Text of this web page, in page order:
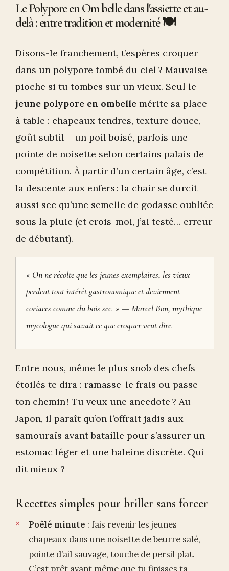
Le Polypore en Om belle dans l'assiette et au-
delà : entre tradition et modernité 🍽️
Disons-le franchement, t’espères croquer
dans un polypore tombé du ciel ? Mauvaise
pioche si tu tombes sur un vieux. Seul le
jeune polypore en ombelle mérite sa place
à table : chapeaux tendres, texture douce,
goût subtil – un poil boisé, parfois une
pointe de noisette selon certains palais de
compétition. À partir d’un certain âge, c’est
la descente aux enfers : la chair se durcit
aussi sec qu’une semelle de godasse oubliée
sous la pluie (et crois-moi, j’ai testé… erreur
de débutant).
« On ne récolte que les jeunes exemplaires, les vieux
perdent tout intérêt gastronomique et deviennent
coriaces comme du bois sec. » — Marcel Bon, mythique
mycologue qui savait ce que croquer veut dire.
Entre nous, même le plus snob des chefs
étoilés te dira : ramasse-le frais ou passe
ton chemin ! Tu veux une anecdote ? Au
Japon, il paraît qu’on l’offrait jadis aux
samouraïs avant bataille pour s’assurer un
estomac léger et une haleine discrète. Qui
dit mieux ?
Recettes simples pour briller sans forcer
Poêlé minute : fais revenir les jeunes
chapeaux dans une noisette de beurre salé,
pointe d’ail sauvage, touche de persil plat.